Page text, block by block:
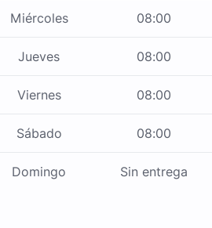
Miércoles 08:00
Jueves 08:00
Viernes 08:00
Sábado 08:00
Domingo Sin entrega